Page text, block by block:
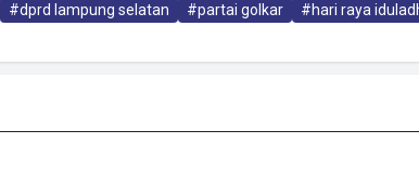
#dprd lampung selatan #partai golkar
#hari raya